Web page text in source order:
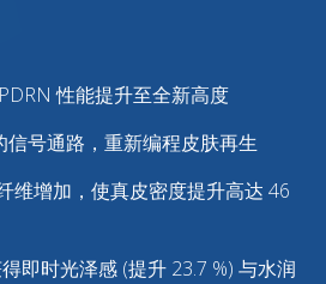
性能提升至全新高度
信号通路，重新编程皮肤再生
维增加，使真皮密度提升高达 46
即时光泽感 (提升 23.7 %) 与水润